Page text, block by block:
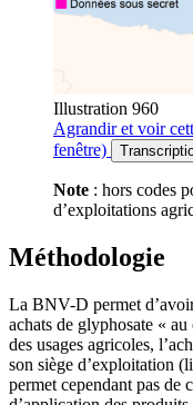
Illustration 960
Agrandiret voir
fenêtre)
Note : hors codes
d’exploitations
Méthodologie
La BNV-D permet
achats de glyphosate «
des usages agricoles,
son siège d’exploitation
permet cependant pas de